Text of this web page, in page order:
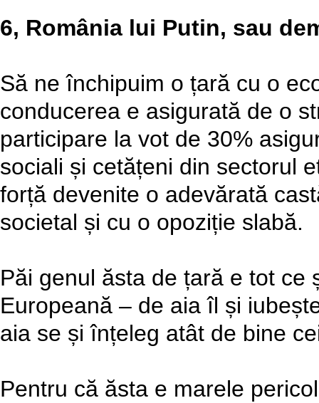
6, România lui Putin, sau
Să ne închipuim o țară cu o
conducerea e asigurată de o
participare la vot de 30%
sociali și cetățeni din sectorul
forță devenite o adevărată
societal și cu o opoziție slabă.
Păi genul ăsta de țară e tot ce
Europeană – de aia îl și
aia se și înțeleg atât de bine
Pentru că ăsta e marele